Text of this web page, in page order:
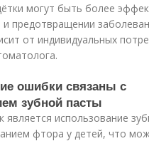
могут быть более
и предотвращении
от индивидуальных
ошибки связаны с
зубной пасты
использование
фтора у детей, что